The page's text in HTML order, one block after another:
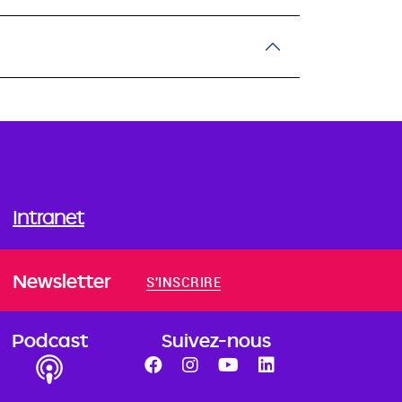
Intranet
Newsletter S'INSCRIRE
Podcast Suivez-nous